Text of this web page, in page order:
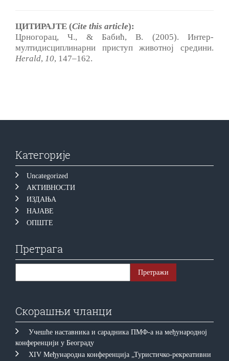
ЦИТИРАЈТЕ (Cite this article):
Црногорац, Ч., & Бабић, В. (2005). Интер-
мултидисциплинарни приступ животној средини.
Herald, 10, 147‒162.
Категорије
Uncategorized
АКТИВНОСТИ
ИЗДАЊА
НАЈАВЕ
ОПШТЕ
Претрага
Скорашњи чланци
Учешће наставника и сарадника ПМФ-а на међународној
конференцији у Београду
XIV Међународна конференција „Туристичко-рекреативни